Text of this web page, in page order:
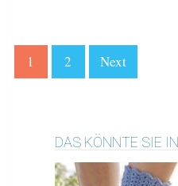
1 2 Next
DAS KÖNNTE SIE